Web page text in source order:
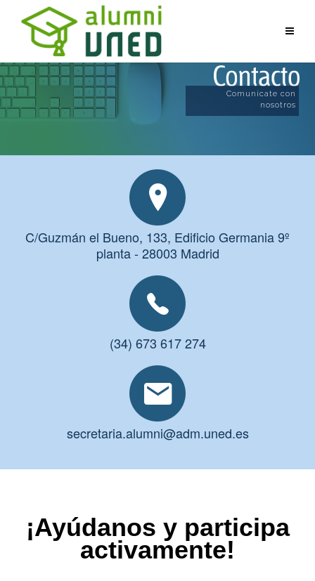
Comunícate con
nosotros
C/Guzmán el Bueno, 133, Edificio Germania 9º
planta - 28003 Madrid
(34) 673 617 274
secretaria.alumni@adm.uned.es
¡Ayúdanos y participa
activamente!